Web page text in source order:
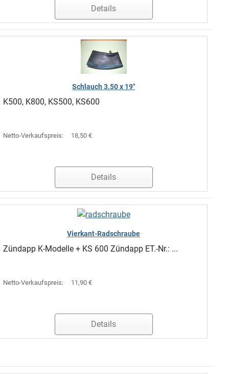
Details
Schlauch 3.50 x 19"
K500, K800, KS500, KS600
Netto-Verkaufspreis: 18,50 €
Details
Vierkant-Radschraube
Zündapp K-Modelle + KS 600 Zündapp ET.-Nr.: ...
Netto-Verkaufspreis: 11,90 €
Details